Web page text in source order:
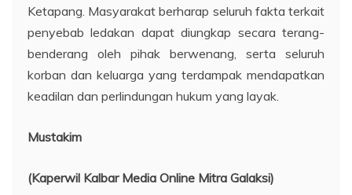
Ketapang. Masyarakat berharap seluruh fakta terkait
penyebab ledakan dapat diungkap secara terang-
benderang oleh pihak berwenang, serta seluruh
korban dan keluarga yang terdampak mendapatkan
keadilan dan perlindungan hukum yang layak.
Mustakim
(Kaperwil Kalbar Media Online Mitra Galaksi)